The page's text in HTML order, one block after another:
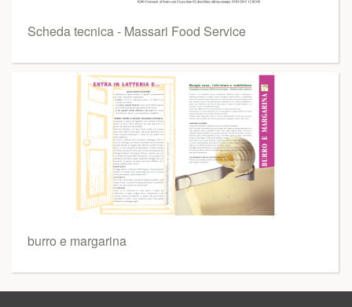
Scheda tecnica - Massari Food Service
burro e margarina